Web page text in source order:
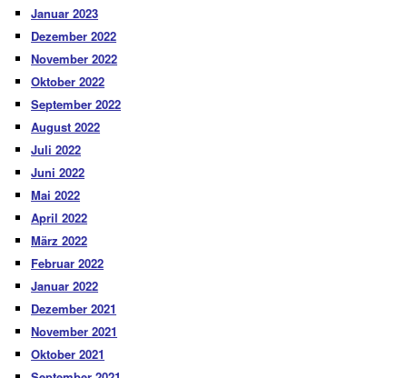
Januar 2023
Dezember 2022
November 2022
Oktober 2022
September 2022
August 2022
Juli 2022
Juni 2022
Mai 2022
April 2022
März 2022
Februar 2022
Januar 2022
Dezember 2021
November 2021
Oktober 2021